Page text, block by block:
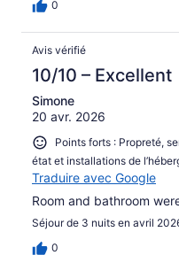
0
Avis vérifié
10/10 – Excellent
Simone
20 avr. 2026
Points forts : Propreté,
état et installations de
Traduire avec Google
Room and bathroom
Séjour de 3 nuits en avril
0